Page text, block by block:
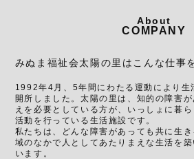
About
COMPANY
みぬま福祉会太陽の里はこんな仕事
1992年4月、5年間にわたる運動により生
開所しました。太陽の里は、知的の障害
えを必要としている方が、いっしょに暮
活動を行っている生活施設です。
私たちは、どんな障害があっても共に生
域のなかで人としてあたりまえな生活を
います。